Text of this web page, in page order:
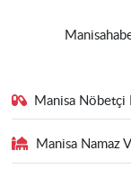
Manisa Nöbetçi
Manisa Namaz